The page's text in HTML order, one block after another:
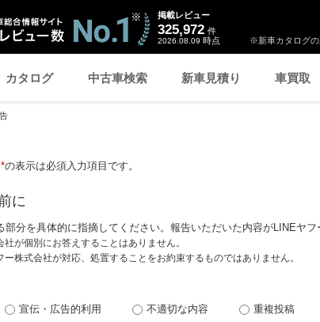
※新車カタログの
掲載レビュー
325,972 件
2026.08.09 時点
カタログ 中古車検索 新車見積り 車買取
*の表示は必須入力項目です。
に
部分を具体的に指摘してください。報告いただいた内容がLINEヤ
が個別にお答えすることはありません。
株式会社が対応、処置することをお約束するものではありません。
宣伝・広告的利用 不適切な内容 重複投稿